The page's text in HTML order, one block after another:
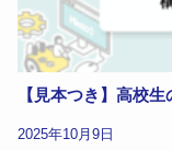
【見本つき】高校
2025年10月9日